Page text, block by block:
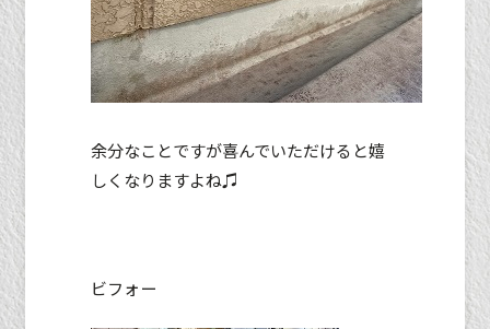
余分なことですが喜んでいただけると嬉
しくなりますよね♫
ビフォー